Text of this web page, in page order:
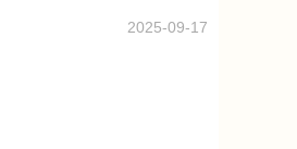
2025-09-17